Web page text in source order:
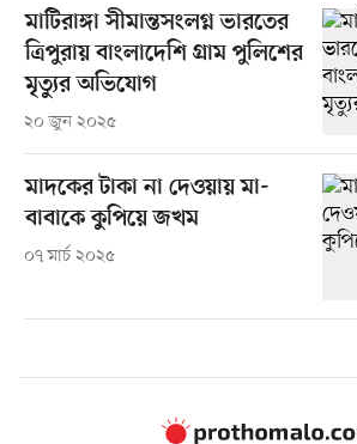
মাটিরাঙ্গা সীমান্তসংলগ্ন ভারতের
ত্রিপুরায় বাংলাদেশি গ্রাম পুলিশের
মৃত্যুর অভিযোগ
২০ জুন ২০২৫
মাদকের টাকা না দেওয়ায় মা-
বাবাকে কুপিয়ে জখম
০৭ মার্চ ২০২৫